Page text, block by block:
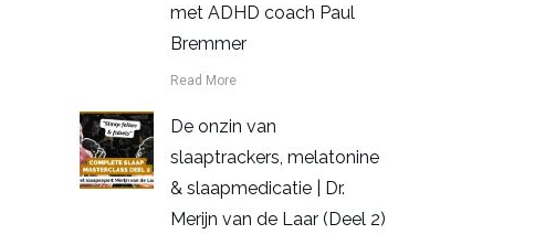
met ADHD coach Paul
Bremmer
Read More
De onzin van
slaaptrackers, melatonine
& slaapmedicatie | Dr.
Merijn van de Laar (Deel 2)